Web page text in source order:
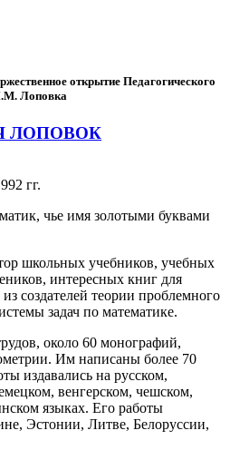
открытие Педагогического
Лоповка
ЛОПОВОК
гг.
чье имя золотыми буквами
школьных учебников, учебных
интересных книг для
создателей теории проблемного
задач по математике.
около 60 монографий,
Им написаны более 70
издавались на русском,
венгерском, чешском,
языках. Его работы
Эстонии, Литве, Белоруссии,